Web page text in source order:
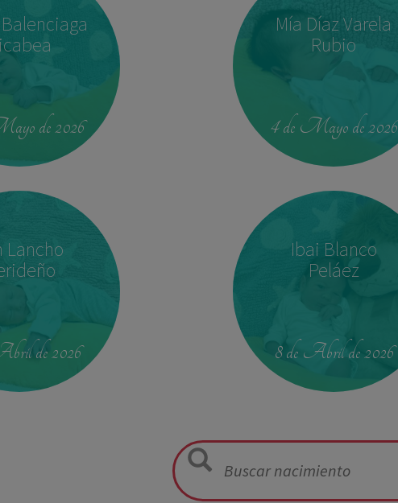
de 2026
Mía Díaz Varela
Rubio
4 de Mayo de 2026
Lancho
de 2026
Ibai Blanco
Peláez
8 de Abril de 2026